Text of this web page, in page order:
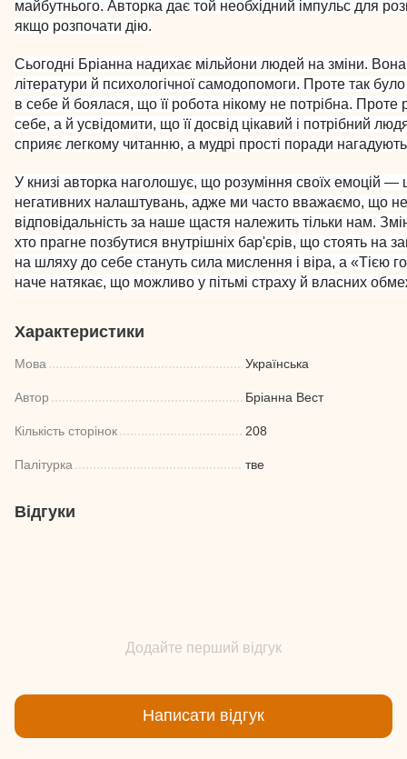
майбутнього. Авторка дає той необхідний імпульс для
якщо розпочати дію.
Сьогодні Бріанна надихає мільйони людей на зміни.
літератури й психологічної самодопомоги. Проте так
в себе й боялася, що її робота нікому не потрібна.
себе, а й усвідомити, що її досвід цікавий і потрібний
сприяє легкому читанню, а мудрі прості поради
У книзі авторка наголошує, що розуміння своїх емоцій
негативних налаштувань, адже ми часто вважаємо, що не
відповідальність за наше щастя належить тільки нам.
хто прагне позбутися внутрішніх бар'єрів, що стоять на
на шляху до себе стануть сила мислення і віра, а
наче натякає, що можливо у пітьмі страху й власних
Характеристики
Мова Українська
Автор Бріанна Вест
Кількість сторінок 208
Палітурка тве
Відгуки
Додайте перший відгук
Написати відгук